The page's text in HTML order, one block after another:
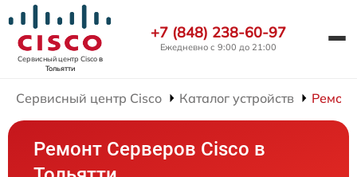
Сервисный центр Ciscoв
Тольятти
+7 (848) 238-60-97
Ежедневно с 9:00 до 21:00
Сервисный центр Cisco Каталог устройств
Ремонт Серверов Cisco в